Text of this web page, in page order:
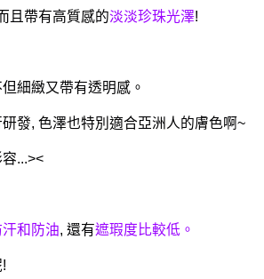
且帶有高質感的淡淡珍珠光澤!
細緻又帶有透明感。
發, 色澤也特別適合亞洲人的膚色啊~
...><
和防油, 還有遮瑕度比較低。